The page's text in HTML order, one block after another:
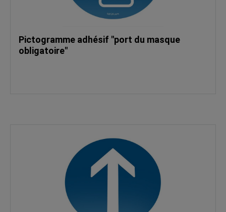
Pictogramme adhésif "port du masque
obligatoire"